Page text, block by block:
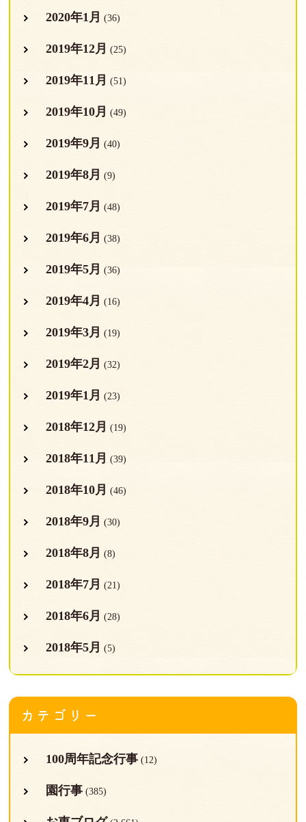
2020年1月 (36)
2019年12月 (25)
2019年11月 (51)
2019年10月 (49)
2019年9月 (40)
2019年8月 (9)
2019年7月 (48)
2019年6月 (38)
2019年5月 (36)
2019年4月 (16)
2019年3月 (19)
2019年2月 (32)
2019年1月 (23)
2018年12月 (19)
2018年11月 (39)
2018年10月 (46)
2018年9月 (30)
2018年8月 (8)
2018年7月 (21)
2018年6月 (28)
2018年5月 (5)
カテゴリー
100周年記念行事(12)
園行事(385)